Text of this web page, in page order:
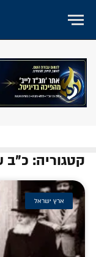
קטגוריה:
ארץ ישראל